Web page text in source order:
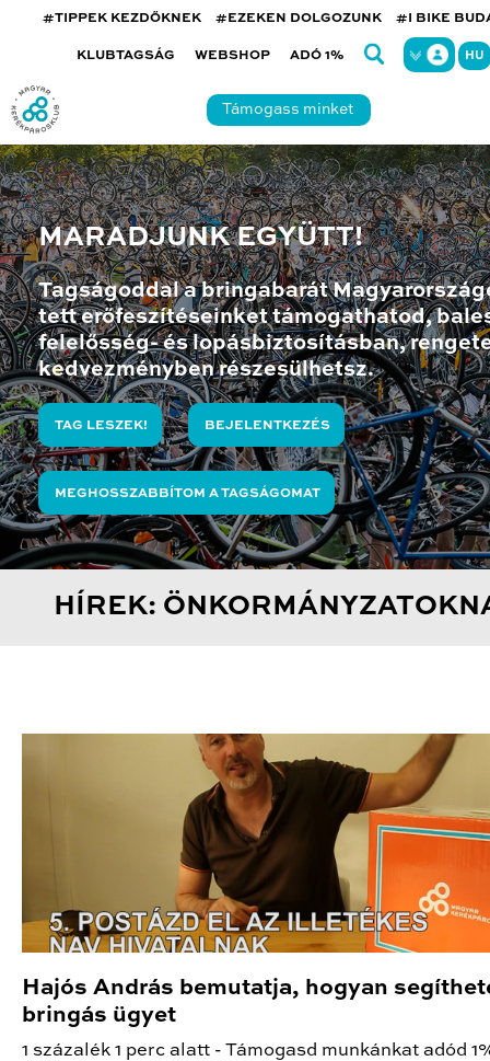
#TIPPEK KEZDŐKNEK #EZEKEN DOLGOZUNK #I BIKE
KLUBTAGSÁG WEBSHOP ADÓ 1% HU
Támogass minket
MARADJUNK EGYÜTT!
Tagságoddal a bringabarát
tett erőfeszítéseinket támogathatod,
felelősség- és lopásbiztosításban,
kedvezményben részesülhetsz.
TAG LESZEK! BEJELENTKEZÉS
MEGHOSSZABBÍTOM A TAGSÁGOMAT
HÍREK:
Hajós András bemutatja, hogyan
bringás ügyet
1 százalék 1 perc alatt - Támogasd munkánkat adód